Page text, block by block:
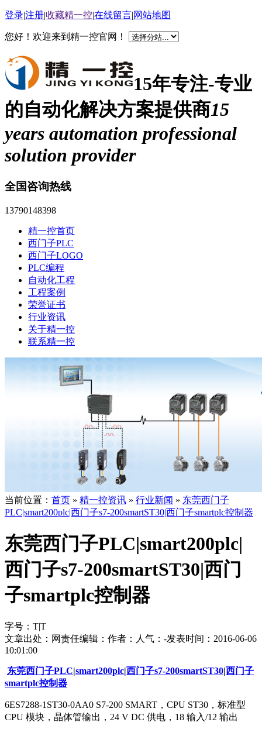
登录|注册|收藏精一控|在线留言|网站地图
您好！欢迎来到精一控官网！
15年专注-专业
的自动化解决方案提供商15
years automation professional
solution provider
全国咨询热线
13790148398
精一控首页
西门子PLC
西门子LOGO
PLC编程
自动化工程
工程案例
荣誉证书
行业资讯
关于精一控
联系精一控
当前位置： 首页 » 精一控资讯 » 行业新闻 » 东莞西门子
PLC|smart200plc|西门子s7-200smartST30|西门子smartplc控制器
东莞西门子PLC|smart200plc|
西门子s7-200smartST30|西门
子smartplc控制器
字号： TT
文章出处： 网责任编辑： 作者： 人气： -发表时间：2016-06-06
10:01:00
东莞西门子PLC smart200plc 西门子s7-200smartST30 西门子
smartplc控制器
6ES7288-1ST30-0AA0 S7-200 SMART，CPU ST30，标准型
CPU 模块，晶体管输出，24 V DC 供电，18 输入/12 输出